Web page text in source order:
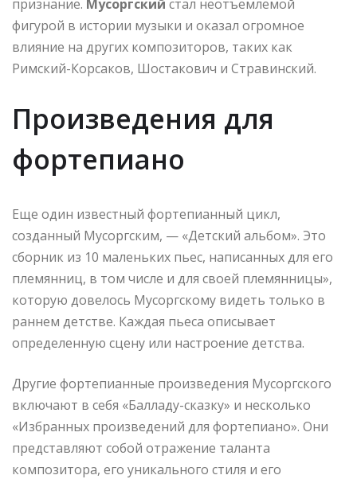
признание. Мусоргский стал неотъемлемой
фигурой в истории музыки и оказал огромное
влияние на других композиторов, таких как
Римский-Корсаков, Шостакович и Стравинский.
Произведения для
фортепиано
Еще один известный фортепианный цикл,
созданный Мусоргским, — «Детский альбом». Это
сборник из 10 маленьких пьес, написанных для его
племянниц, в том числе и для своей племянницы»,
которую довелось Мусоргскому видеть только в
раннем детстве. Каждая пьеса описывает
определенную сцену или настроение детства.
Другие фортепианные произведения Мусоргского
включают в себя «Балладу-сказку» и несколько
«Избранных произведений для фортепиано». Они
представляют собой отражение таланта
композитора, его уникального стиля и его